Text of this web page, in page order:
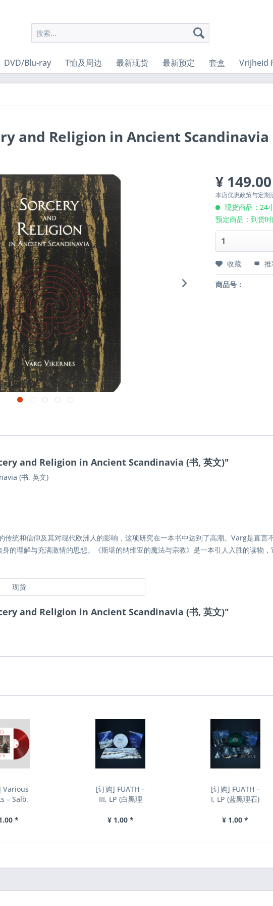
DVD/Blu-ray T恤及周边 最新现货 最新预定 套盒 Vrijheid
and Religion in Ancient Scandinavia
¥
本店优惠政策与定
现货商品：24
预定商品：到货
收藏
商品号：
and Religion in Ancient Scandinavia (书, 英文)"
(书, 英文)
统和信仰及其对现代欧洲人的影响，这项研究在一本书中达到了高潮。 Varg是直言
的理解与充满激情的思想。《斯堪的纳维亚的魔法与宗教》是一本引人入胜的读物
现货
and Religion in Ancient Scandinavia (书, 英文)"
Various
– Salò,
*
[订购] FUATH –
III, LP (白黑理
1|219]
¥ 1.00 *
[订购] FUATH –
I, LP (蓝黑理石)
¥ 1.00 *